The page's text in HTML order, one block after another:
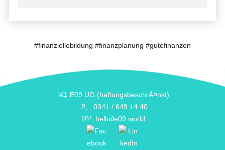
#finanziellebildung #finanzplanung #gutefinanzen
E09 UG (haftungsbeschrÃ¤nkt)
0341 / 649 14 40
hello∂e09.world